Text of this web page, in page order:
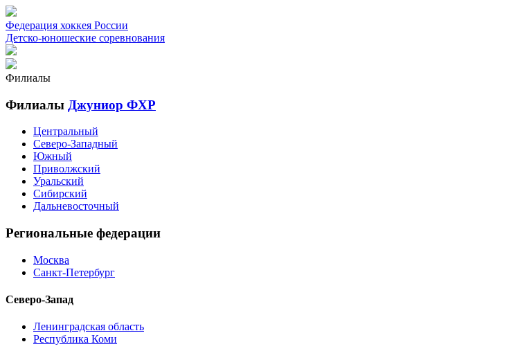
Федерация хоккея России
Детско-юношеские соревнования
Филиалы
Филиалы Джуниор ФХР
Центральный
Северо-Западный
Южный
Приволжский
Уральский
Сибирский
Дальневосточный
Региональные федерации
Москва
Санкт-Петербург
Северо-Запад
Ленинградская область
Республика Коми